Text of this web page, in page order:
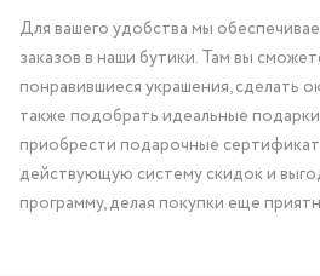
Для вашего удобства мы
заказов в наши бутики. Там вы
понравившиеся украшения, сделать
также подобрать идеальные
приобрести подарочные
действующую систему скидок и
программу, делая покупки еще